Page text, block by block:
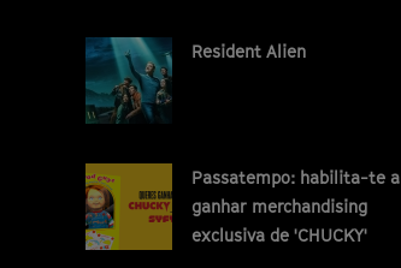
Resident Alien
Passatempo: habilita-te a
ganhar merchandising
exclusiva de 'CHUCKY'